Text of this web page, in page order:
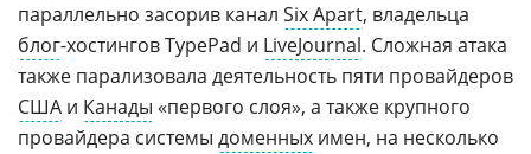
параллельно засорив канал Six Apart, владельца
блог-хостингов TypePad и LiveJournal. Сложная атака
также парализовала деятельность пяти провайдеров
США и Канады «первого слоя», а также крупного
провайдера системы доменных имен, на несколько